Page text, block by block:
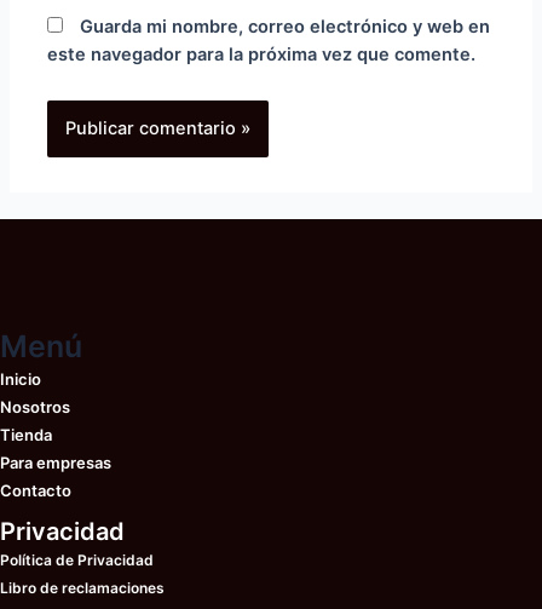
Guarda mi nombre, correo electrónico y web en
este navegador para la próxima vez que comente.
Menú
Inicio
Nosotros
Tienda
Para empresas
Contacto
Privacidad
Política de Privacidad
Libro de reclamaciones